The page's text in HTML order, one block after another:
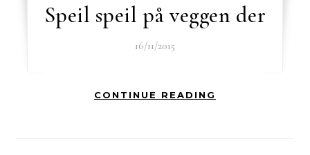
Speil speil på veggen der
16/11/2015
CONTINUE READING